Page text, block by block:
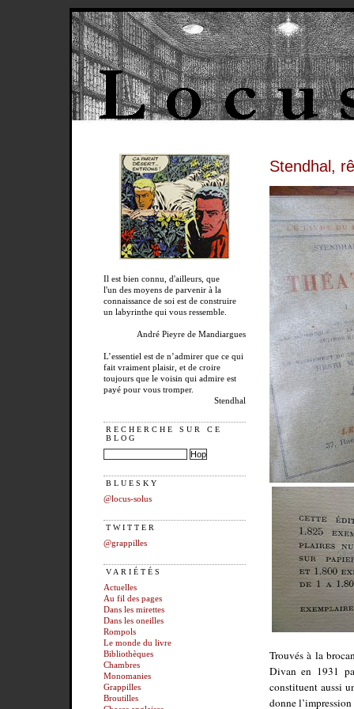
Il est bien connu, d'ailleurs, que
l'un des moyens de parvenir à la
connaissance de soi est de construire
un labyrinthe qui vous ressemble.
André Pieyre de Mandiargues
L’essentiel est de n’admirer que ce qui
fait vraiment plaisir, et de croire
toujours que le voisin qui admire est
payé pour vous tromper.
Stendhal
RECHERCHE SUR CE
BLOG
BLUESKY
@locus-solus
TWITTER
@grappilles
VARIÉTÉS
Actuelles
Au fil des pages
Dans les mirettes
Dans les oneilles
Rompols
Le monde du livre
Bibliothèques
Chambres
Monomanies
Grappilles
Broutilles
Stendhal,
Trouvés à la
Divan en 1931
constituent aussi
donne